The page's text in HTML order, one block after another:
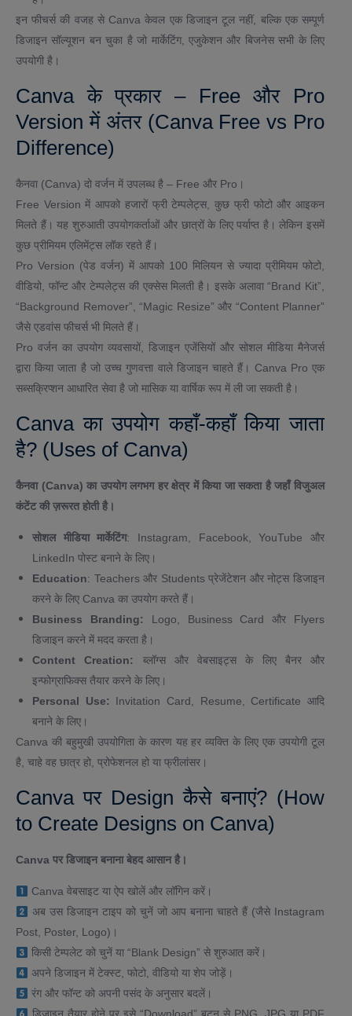
इन फीचर्स की वजह से Canva केवल एक डिजाइन टूल नहीं, बल्कि एक सम्पूर्ण
डिजाइन सॉल्यूशन बन चुका है जो मार्केटिंग, एजुकेशन और बिजनेस सभी के लिए
उपयोगी है।
Canva के प्रकार – Free और Pro
Version में अंतर (Canva Free vs Pro
Difference)
कैनवा (Canva) दो वर्जन में उपलब्ध है – Free और Pro।
Free Version में आपको हजारों फ्री टेम्पलेट्स, कुछ फ्री फोटो और आइकन
मिलते हैं। यह शुरुआती उपयोगकर्ताओं और छात्रों के लिए पर्याप्त है। लेकिन इसमें
कुछ प्रीमियम एलिमेंट्स लॉक रहते हैं।
Pro Version (पेड वर्जन) में आपको 100 मिलियन से ज्यादा प्रीमियम फोटो,
वीडियो, फॉन्ट और टेम्पलेट्स की एक्सेस मिलती है। इसके अलावा “Brand Kit”,
“Background Remover”, “Magic Resize” और “Content Planner”
जैसे एडवांस फीचर्स भी मिलते हैं।
Pro वर्जन का उपयोग व्यवसायों, डिजाइन एजेंसियों और सोशल मीडिया मैनेजर्स
द्वारा किया जाता है जो उच्च गुणवत्ता वाले डिजाइन चाहते हैं। Canva Pro एक
सब्सक्रिप्शन आधारित सेवा है जो मासिक या वार्षिक रूप में ली जा सकती है।
Canva का उपयोग कहाँ-कहाँ किया जाता
है? (Uses of Canva)
कैनवा (Canva) का उपयोग लगभग हर क्षेत्र में किया जा सकता है जहाँ विजुअल
कंटेंट की ज़रूरत होती है।
सोशल मीडिया मार्केटिंग: Instagram, Facebook, YouTube और
LinkedIn पोस्ट बनाने के लिए।
Education: Teachers और Students प्रेजेंटेशन और नोट्स डिजाइन
करने के लिए Canva का उपयोग करते हैं।
Business Branding:
Logo, Business Card और Flyers
डिजाइन करने में मदद करता है।
Content Creation:
ब्लॉग्स और वेबसाइट्स के लिए बैनर और
इन्फोग्राफिक्स तैयार करने के लिए।
Personal Use:
Invitation Card, Resume, Certificate आदि
बनाने के लिए।
Canva की बहुमुखी उपयोगिता के कारण यह हर व्यक्ति के लिए एक उपयोगी टूल
है, चाहे वह छात्र हो, प्रोफेशनल हो या फ्रीलांसर।
Canva पर Design कैसे बनाएं? (How
to Create Designs on Canva)
Canva पर डिजाइन बनाना बेहद आसान है।
Canva वेबसाइट या ऐप खोलें और लॉगिन करें।
अब उस डिजाइन टाइप को चुनें जो आप बनाना चाहते हैं (जैसे Instagram
Post, Poster, Logo)।
किसी टेम्पलेट को चुनें या “Blank Design” से शुरुआत करें।
अपने डिजाइन में टेक्स्ट, फोटो, वीडियो या शेप जोड़ें।
रंग और फॉन्ट को अपनी पसंद के अनुसार बदलें।